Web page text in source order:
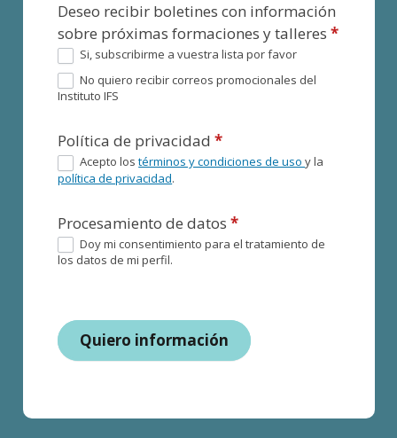
Deseo recibir boletines con información
sobre próximas formaciones y talleres*
Si, subscribirme a vuestra lista por favor
No quiero recibir correos promocionales del
Instituto IFS
Política de privacidad*
Acepto lostérminos y condiciones de usoy la
política de privacidad.
Procesamiento de datos*
Doy mi consentimiento para el tratamiento de
los datos de mi perfil.
Quiero información